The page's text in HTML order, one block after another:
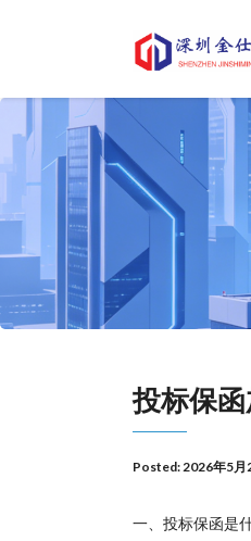
投标保
Posted:2026年5月
一、投标保函是